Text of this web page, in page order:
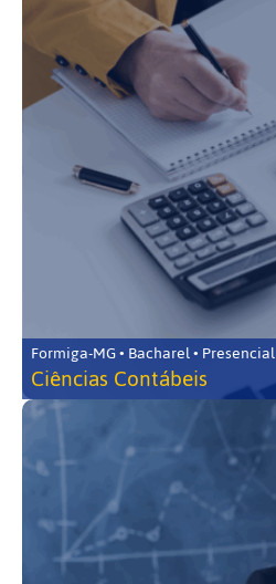
Formiga-MG • Bacharel • Presencial
Ciências Contábeis